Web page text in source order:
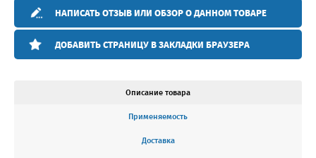
НАПИСАТЬ ОТЗЫВ ИЛИ ОБЗОР О ДАННОМ ТОВАРЕ
ДОБАВИТЬ СТРАНИЦУ В ЗАКЛАДКИ БРАУЗЕРА
Описание товара
Применяемость
Доставка